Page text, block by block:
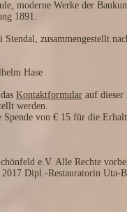
moderne Werke der
1891.
zusammengestellt
Hase
Kontaktformular auf dieser
werden.
Spende von € 15 für die
e.V. Alle Rechte
Dipl.-Restauratorin Uta-